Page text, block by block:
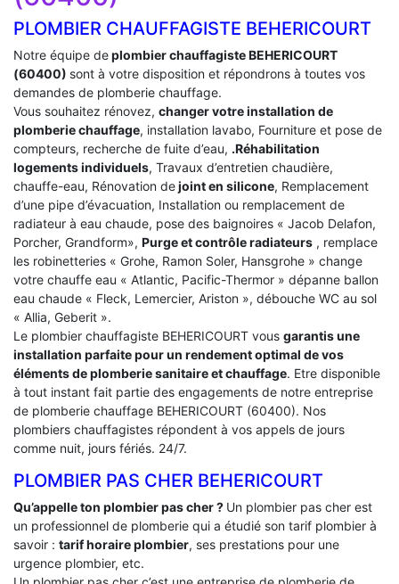
PLOMBIER CHAUFFAGISTE BEHERICOURT
Notre équipe deplombier chauffagiste BEHERICOURT
(60400) sont à votre disposition et répondrons à toutes vos
demandes de plomberie chauffage.
Vous souhaitez rénovez, changer votre installation de
plomberie chauffage, installation lavabo, Fourniture et pose de
compteurs, recherche de fuite d’eau, .Réhabilitation
logements individuels, Travaux d’entretien chaudière,
chauffe-eau, Rénovation dejoint en silicone, Remplacement
d’une pipe d’évacuation, Installation ou remplacement de
radiateur à eau chaude, pose des baignoires « Jacob Delafon,
Porcher, Grandform», Purge et contrôle radiateurs , remplace
les robinetteries « Grohe, Ramon Soler, Hansgrohe » change
votre chauffe eau « Atlantic, Pacific-Thermor » dépanne ballon
eau chaude « Fleck, Lemercier, Ariston », débouche WC au sol
« Allia, Geberit ».
Le plombier chauffagiste BEHERICOURT vous garantis une
installation parfaite pour un rendement optimal de vos
éléments de plomberie sanitaire et chauffage. Etre disponible
à tout instant fait partie des engagements de notre entreprise
de plomberie chauffage BEHERICOURT (60400). Nos
plombiers chauffagistes répondent à vos appels de jours
comme nuit, jours fériés. 24/7.
PLOMBIER PAS CHER BEHERICOURT
Qu’appelle ton plombier pas cher ? Un plombier pas cher est
un professionnel de plomberie qui a étudié son tarif plombier à
savoir : tarif horaire plombier, ses prestations pour une
urgence plombier, etc.